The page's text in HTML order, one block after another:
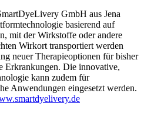
GmbH aus Jena
basierend auf
mit der Wirkstoffe oder andere
Wirkort transportiert werden
neuer Therapieoptionen für bisher
Erkrankungen. Die innovative,
kann zudem für
Anwendungen eingesetzt werden.